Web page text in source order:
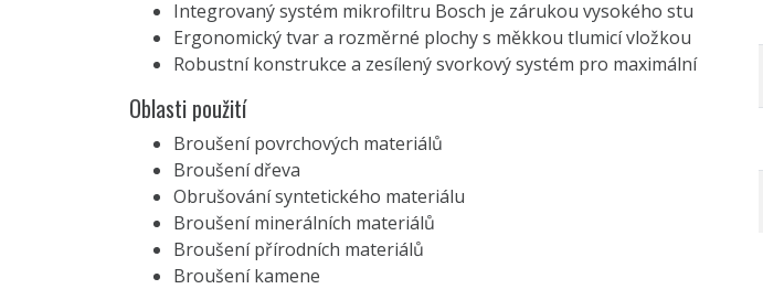
Integrovaný systém mikrofiltru Bosch je zárukou vysokého stu
Ergonomický tvar a rozměrné plochy s měkkou tlumicí vložkou
Robustní konstrukce a zesílený svorkový systém pro maximální
Oblasti použití
Broušení povrchových materiálů
Broušení dřeva
Obrušování syntetického materiálu
Broušení minerálních materiálů
Broušení přírodních materiálů
Broušení kamene